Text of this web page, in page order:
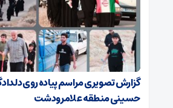
گزارش تصویری مراسم پیاده روی
حسینی منطقه علامرودشت